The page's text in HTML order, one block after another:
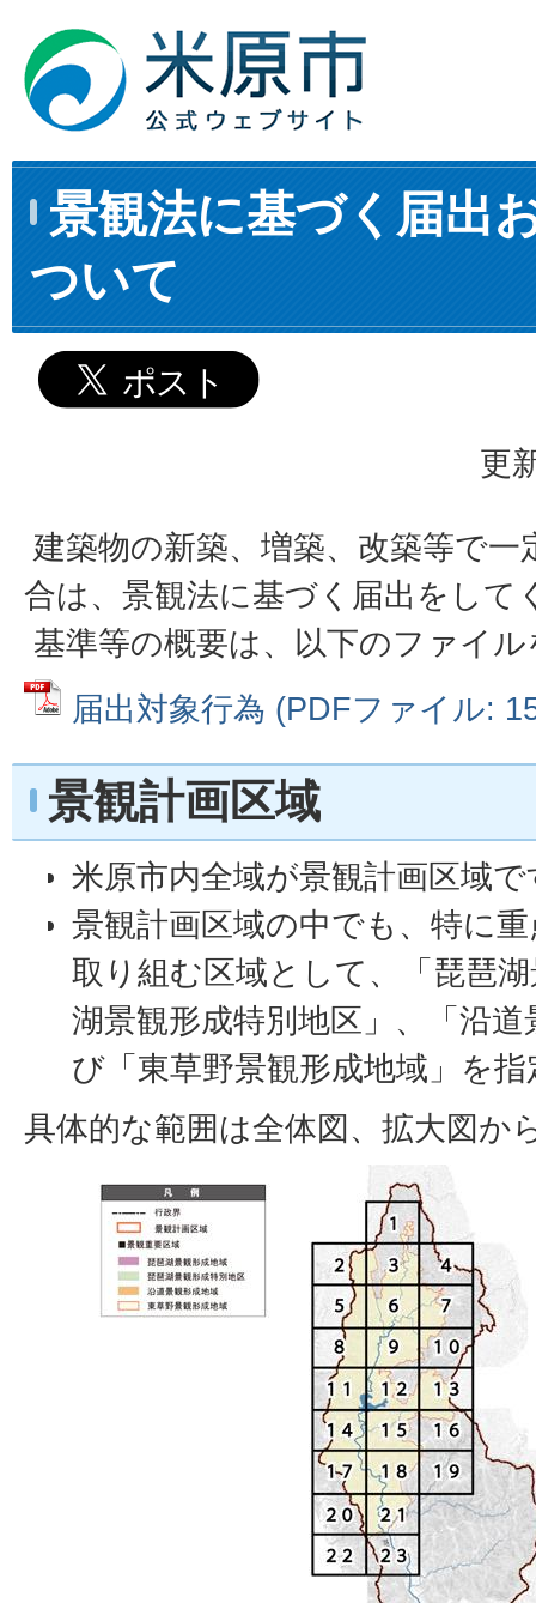
景観法に基づく届出
ついて
更
建築物の新築、増築、改築等で
合は、景観法に基づく届出をして
基準等の概要は、以下のファイ
届出対象行為 (PDFファイル:
景観計画区域
米原市内全域が景観計画区域で
景観計画区域の中でも、特に
取り組む区域として、「琵琶
湖景観形成特別地区」、「沿
び「東草野景観形成地域」を
具体的な範囲は全体図、拡大図か